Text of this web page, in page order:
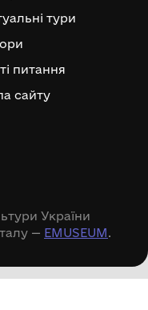
тури
питання
сайту
України
— EMUSEUM.